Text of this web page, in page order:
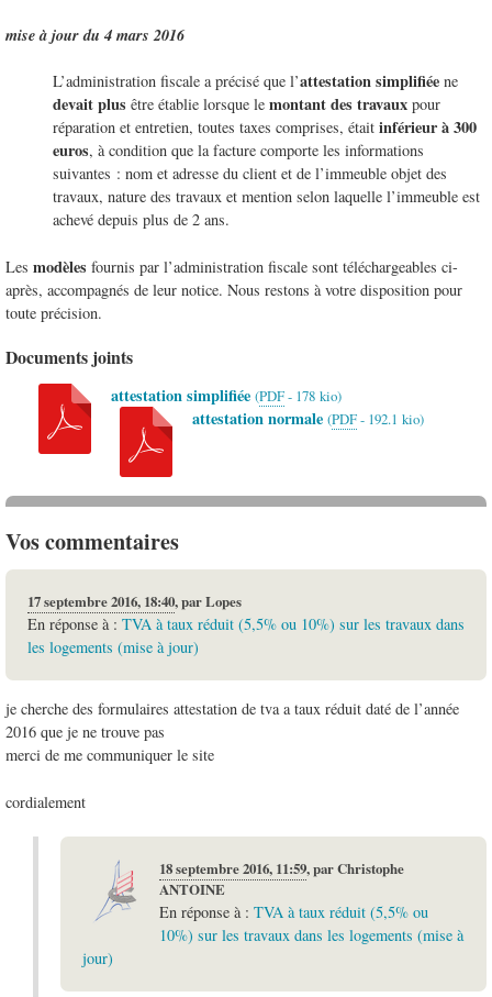
mise à jour du 4 mars 2016
L’administration fiscale a précisé que l’attestation simplifiée ne
devait plus être établie lorsque lemontant des travaux pour
réparation et entretien, toutes taxes comprises, étaitinférieur à 300
euros, à condition que la facture comporte les informations
suivantes : nom et adresse du client et de l’immeuble objet des
travaux, nature des travaux et mention selon laquelle l’immeuble est
achevé depuis plus de 2 ans.
Les modèles fournis par l’administration fiscale sont téléchargeables ci-
après, accompagnés de leur notice. Nous restons à votre disposition pour
toute précision.
Documents joints
attestation simplifiée (PDF- 178 kio)
attestation normale (PDF- 192.1 kio)
Vos commentaires
17 septembre 2016, 18:40,parLopes
En réponse à : TVA à taux réduit (5,5% ou 10%) sur les travaux dans
les logements (mise à jour)
je cherche des formulaires attestation de tva a taux réduit daté de l’année
2016 que je ne trouve pas
merci de me communiquer le site
cordialement
18 septembre 2016, 11:59,parChristophe
ANTOINE
En réponse à : TVA à taux réduit (5,5% ou
10%) sur les travaux dans les logements (mise à
jour)